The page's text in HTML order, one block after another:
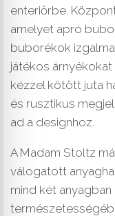
enteriőrbe.
amelyet apró
buborékok
játékos
kézzel kötött juta
és rusztikus
ad a designhoz.
A Madam Stoltz
válogatott
mind két